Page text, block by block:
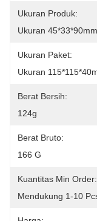
Ukuran Produk:
Ukuran 45*33*90mm
Ukuran Paket:
Ukuran
Berat Bersih:
124g
Berat Bruto:
166 G
Kuantitas Min Order:
Mendukung 1-10